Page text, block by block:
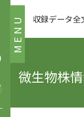
MENU 収録データ全
微生物株